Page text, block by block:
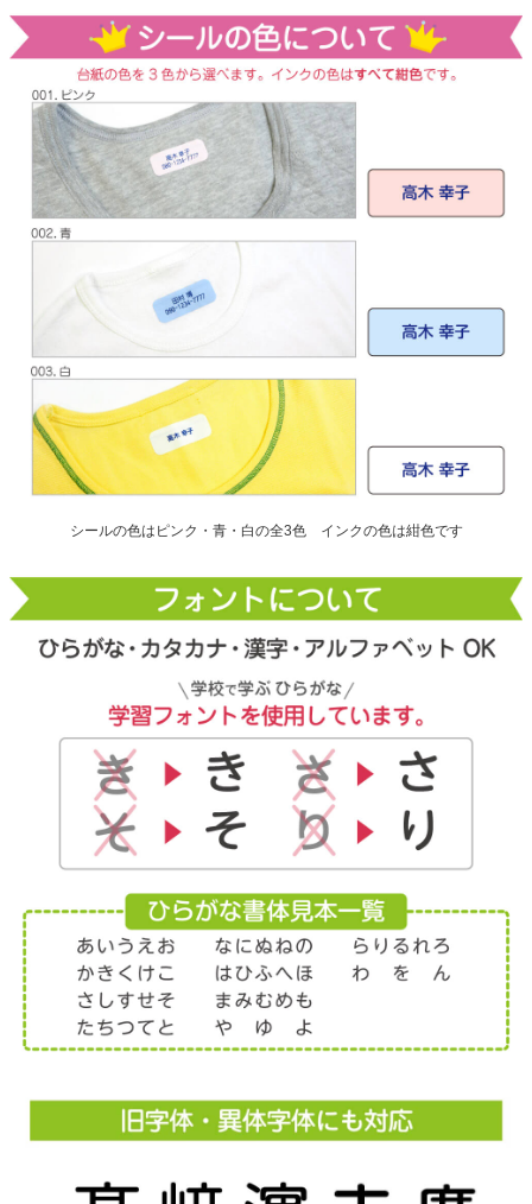
シールの色はピンク・青・白の全3色 インクの色は紺色です